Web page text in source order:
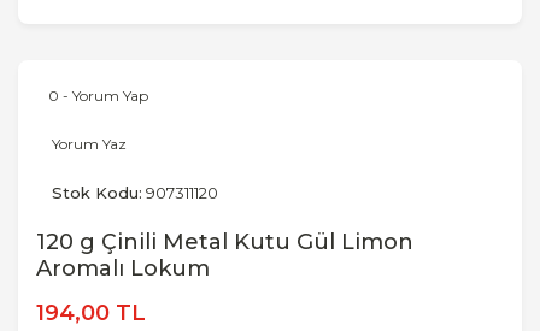
0 - Yorum Yap
Yorum Yaz
Stok Kodu: 907311120
120 g Çinili Metal Kutu Gül Limon
Aromalı Lokum
194,00 TL